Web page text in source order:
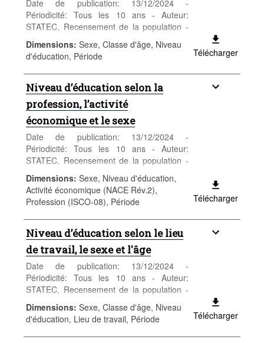
Date de publication: 13/12/2024 -
Périodicité: Tous les 10 ans - Auteur:
STATEC, Recensement de la population -
Catégorie: Population et emploi -
Population - Mots-clés: population, sexe,
âge, nationalité, recensement,
démographie
Dimensions: Sexe, Classe d'âge, Niveau
d'éducation, Période
Télécharger
Niveau d’éducation selon la
profession, l’activité
économique et le sexe
Date de publication: 13/12/2024 -
Périodicité: Tous les 10 ans - Auteur:
STATEC, Recensement de la population -
Catégorie: Population et emploi -
Population - Mots-clés: population, sexe,
âge, nationalité, recensement,
démographie
Dimensions: Sexe, Niveau d'éducation,
Activité économique (NACE Rév.2),
Profession (ISCO-08), Période
Télécharger
Niveau d’éducation selon le lieu
de travail, le sexe et l'âge
Date de publication: 13/12/2024 -
Périodicité: Tous les 10 ans - Auteur:
STATEC, Recensement de la population -
Catégorie: Population et emploi -
Population - Mots-clés: population, sexe,
âge, nationalité, recensement,
démographie
Dimensions: Sexe, Classe d'âge, Niveau
d'éducation, Lieu de travail, Période
Télécharger